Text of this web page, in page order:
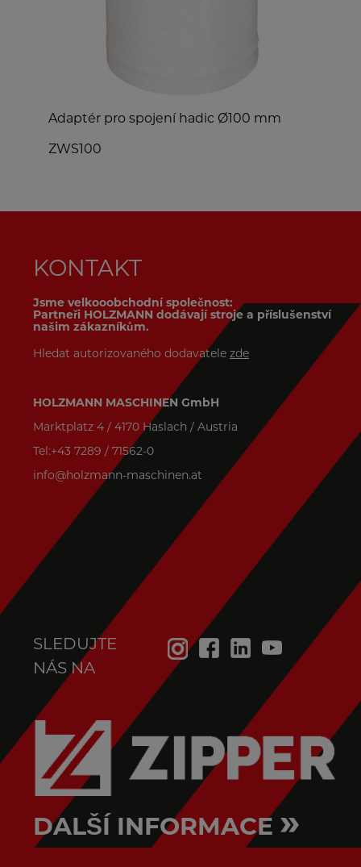
Adaptér pro spojení hadic Ø100 mm
ZWS100
KONTAKT
Jsme velkooobchodní společnost:
Partneři HOLZMANN dodávají stroje a příslušenství
našim zákazníkům.
Hledat autorizovaného dodavatele zde
HOLZMANN MASCHINEN GmbH
Marktplatz 4 / 4170 Haslach / Austria
Tel:+43 7289 / 71562-0
info@holzmann-maschinen.at
SLEDUJTE
NÁS NA
DALŠÍ INFORMACE »